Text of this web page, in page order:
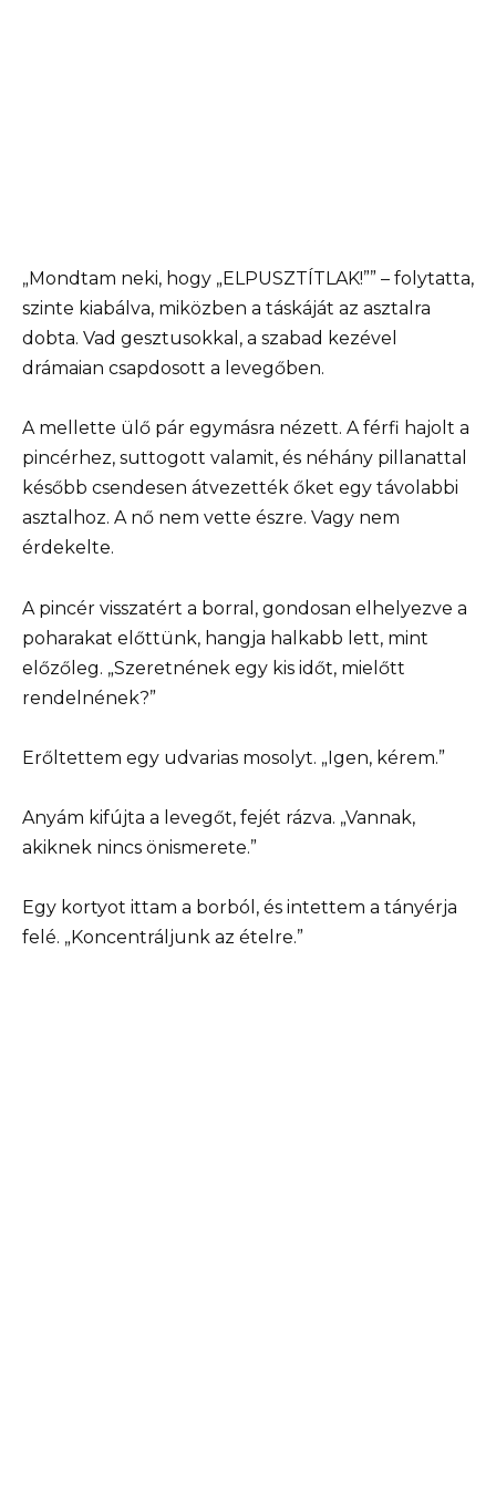
„Mondtam neki, hogy „ELPUSZTÍTLAK!”” – folytatta,
szinte kiabálva, miközben a táskáját az asztalra
dobta. Vad gesztusokkal, a szabad kezével
drámaian csapdosott a levegőben.
A mellette ülő pár egymásra nézett. A férfi hajolt a
pincérhez, suttogott valamit, és néhány pillanattal
később csendesen átvezették őket egy távolabbi
asztalhoz. A nő nem vette észre. Vagy nem
érdekelte.
A pincér visszatért a borral, gondosan elhelyezve a
poharakat előttünk, hangja halkabb lett, mint
előzőleg. „Szeretnének egy kis időt, mielőtt
rendelnének?”
Erőltettem egy udvarias mosolyt. „Igen, kérem.”
Anyám kifújta a levegőt, fejét rázva. „Vannak,
akiknek nincs önismerete.”
Egy kortyot ittam a borból, és intettem a tányérja
felé. „Koncentráljunk az ételre.”